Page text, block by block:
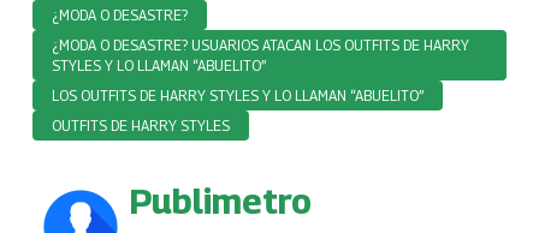
¿MODA O DESASTRE?
¿MODA O DESASTRE? USUARIOS ATACAN LOS OUTFITS DE HARRY
STYLES Y LO LLAMAN “ABUELITO”
LOS OUTFITS DE HARRY STYLES Y LO LLAMAN “ABUELITO”
OUTFITS DE HARRY STYLES
Publimetro